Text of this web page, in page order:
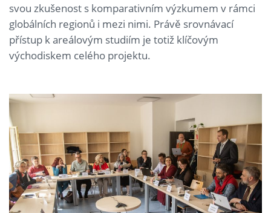
svou zkušenost s komparativním výzkumem v rámci
globálních regionů i mezi nimi. Právě srovnávací
přístup k areálovým studiím je totiž klíčovým
východiskem celého projektu.